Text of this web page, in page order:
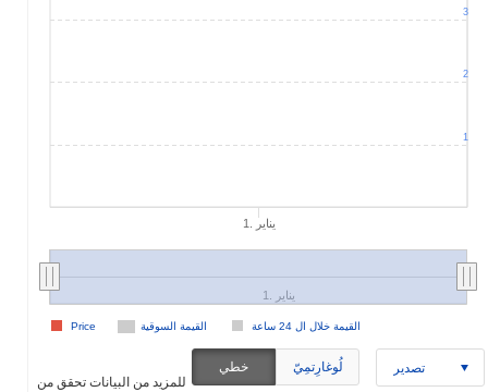
1. يناير
القيمة السوقية القيمة خلال ال 24 ساعة Price
1. يناير
1
2
3
للمزيد من البيانات تحقق من
خطي لُوغارِتمِيّ تصدير